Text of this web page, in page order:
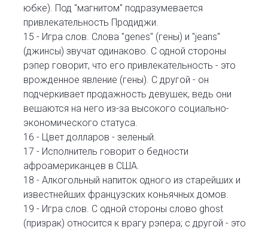
юбке). Под "магнитом" подразумевается
привлекательность Продиджи.
15 - Игра слов. Слова "genes" (гены) и "jeans"
(джинсы) звучат одинаково. С одной стороны
рэпер говорит, что его привлекательность - это
врожденное явление (гены). С другой - он
подчеркивает продажность девушек, ведь они
вешаются на него из-за высокого социально-
экономического статуса.
16 - Цвет долларов - зеленый.
17 - Исполнитель говорит о бедности
афроамериканцев в США.
18 - Алкогольный напиток одного из старейших и
известнейших французских коньячных домов.
19 - Игра слов. С одной стороны слово ghost
(призрак) относится к врагу рэпера; с другой - это